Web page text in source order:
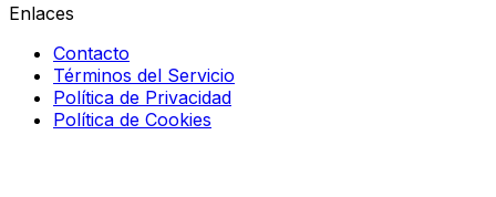
Enlaces
Contacto
Términos del Servicio
Política de Privacidad
Política de Cookies